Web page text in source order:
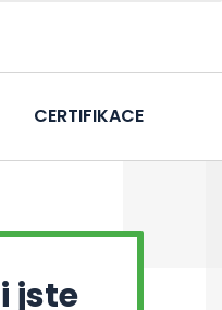
CERTIFIKACE
jste